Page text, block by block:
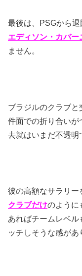
最後は、PSGから退
エディソン・カバー
ません。
ブラジルのクラブ
件面での折り合いが
去就はいまだ不透明
彼の高額なサラリー
クラブだけのように
あればチームレベ
ッチしそうな感があ